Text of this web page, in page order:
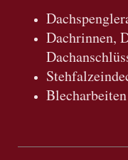
Dachrinnen,